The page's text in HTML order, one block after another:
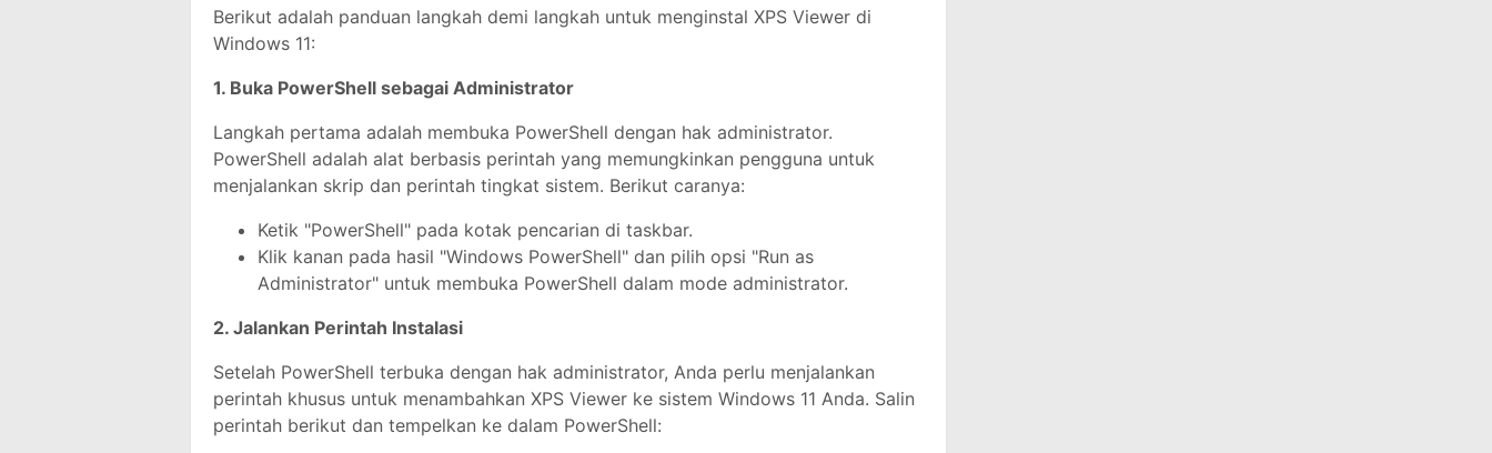
Berikut adalah panduan langkah demi langkah untuk menginstal XPS Viewer di
Windows 11:
1. Buka PowerShell sebagai Administrator
Langkah pertama adalah membuka PowerShell dengan hak administrator.
PowerShell adalah alat berbasis perintah yang memungkinkan pengguna untuk
menjalankan skrip dan perintah tingkat sistem. Berikut caranya:
Ketik "PowerShell" pada kotak pencarian di taskbar.
Klik kanan pada hasil "Windows PowerShell" dan pilih opsi "Run as
Administrator" untuk membuka PowerShell dalam mode administrator.
2. Jalankan Perintah Instalasi
Setelah PowerShell terbuka dengan hak administrator, Anda perlu menjalankan
perintah khusus untuk menambahkan XPS Viewer ke sistem Windows 11 Anda. Salin
perintah berikut dan tempelkan ke dalam PowerShell: